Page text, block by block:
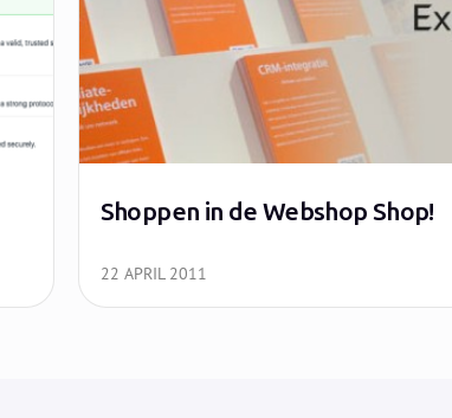
Shoppen in de Webshop Shop!
22 APRIL 2011